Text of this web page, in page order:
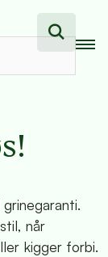
når
kigger forbi.